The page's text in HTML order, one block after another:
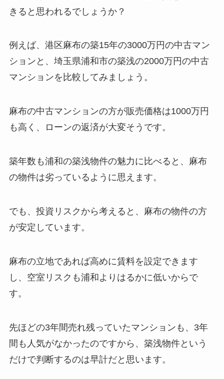
きると思われるでしょうか？
例えば、港区麻布の築15年の3000万円の中古マン
ションと、埼玉県浦和市の築浅の2000万円の中古
マンションを比較してみましょう。
麻布の中古マンションの方が販売価格は1000万円
も高く、ローンの返済が大変そうです。
築年数も浦和の築浅物件の魅力に比べると、麻布
の物件は劣っているように思えます。
でも、投資リスクから考えると、麻布の物件の方
が安定しています。
麻布の立地であれば高めに賃料を設定できます
し、空室リスクも浦和よりはるかに低いからで
す。
先ほどの3年間売れ残っていたマンションも、3年
間も人気がなかったのですから、築浅物件という
だけで判断するのは早計だと思います。